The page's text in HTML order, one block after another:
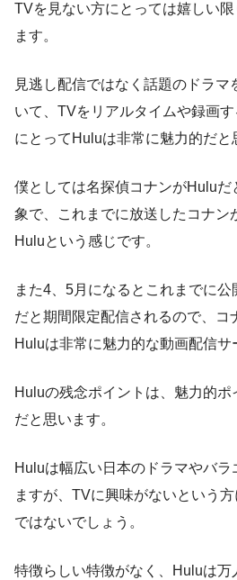
TVを見ない方にとっては嬉しい
ます。
見逃し配信ではなく話題のドラマ
いて、TVをリアルタイムや録画
にとってHuluは非常に魅力的だと
僕としては名探偵コナンがHuluだ
象で、これまでに放送したコナン
Huluという感じです。
また4、5月になるとこれまでに
だと期間限定配信されるので、コ
Huluは非常に魅力的な動画配信サ
Huluの残念ポイントは、魅力的ポ
だと思います。
Huluは幅広い日本のドラマやバ
ますが、TVに興味がないという
ではないでしょう。
特徴らしい特徴がなく、Huluは万